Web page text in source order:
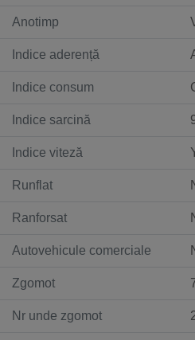
Anotimp
Indice aderență
Indice consum
Indice sarcină
Indice viteză
Runflat
Ranforsat
Autovehicule comerciale
Zgomot
Nr unde zgomot